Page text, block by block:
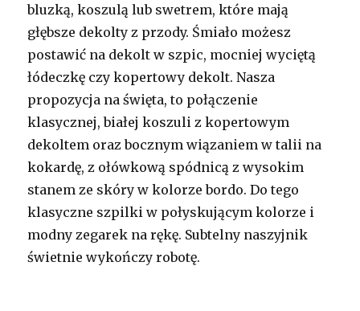
bluzką, koszulą lub swetrem, które mają
głębsze dekolty z przody. Śmiało możesz
postawić na dekolt w szpic, mocniej wyciętą
łódeczkę czy kopertowy dekolt. Nasza
propozycja na święta, to połączenie
klasycznej, białej koszuli z kopertowym
dekoltem oraz bocznym wiązaniem w talii na
kokardę, z ołówkową spódnicą z wysokim
stanem ze skóry w kolorze bordo. Do tego
klasyczne szpilki w połyskującym kolorze i
modny zegarek na rękę. Subtelny naszyjnik
świetnie wykończy robotę.